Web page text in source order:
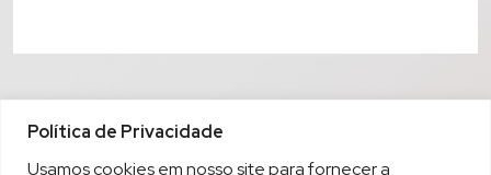
Política de Privacidade
Usamos cookies em nosso site para fornecer a